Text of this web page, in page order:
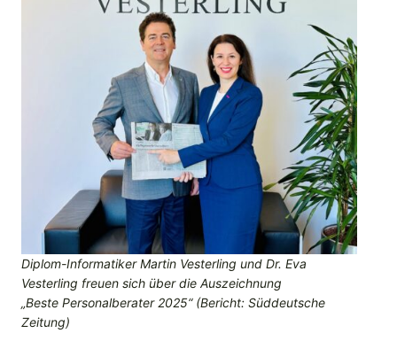
Diplom-Informatiker Martin Vesterling und Dr. Eva
Vesterling freuen sich über die Auszeichnung
„Beste Personalberater 2025“ (Bericht: Süddeutsche
Zeitung)